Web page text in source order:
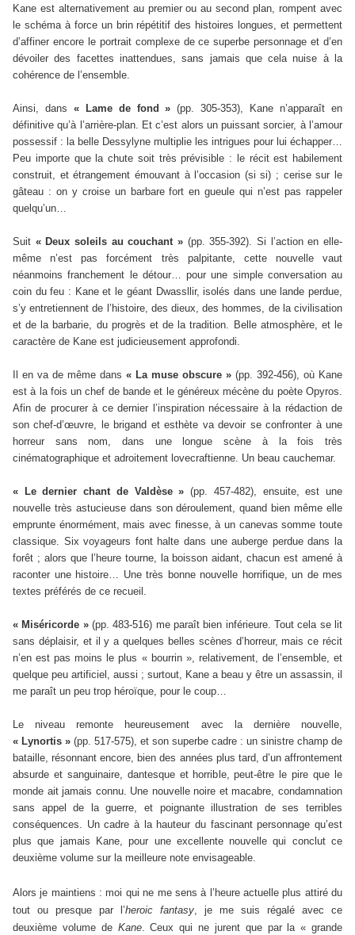
Kane est alternativement au premier ou au second plan, rompent avec
le schéma à force un brin répétitif des histoires longues, et permettent
d’affiner encore le portrait complexe de ce superbe personnage et d’en
dévoiler des facettes inattendues, sans jamais que cela nuise à la
cohérence de l’ensemble.
Ainsi, dans « Lame de fond » (pp. 305-353), Kane n’apparaît en
définitive qu’à l’arrière-plan. Et c’est alors un puissant sorcier, à l’amour
possessif : la belle Dessylyne multiplie les intrigues pour lui échapper…
Peu importe que la chute soit très prévisible : le récit est habilement
construit, et étrangement émouvant à l’occasion (si si) ; cerise sur le
gâteau : on y croise un barbare fort en gueule qui n’est pas rappeler
quelqu’un…
Suit « Deux soleils au couchant » (pp. 355-392). Si l’action en elle-
même n’est pas forcément très palpitante, cette nouvelle vaut
néanmoins franchement le détour… pour une simple conversation au
coin du feu : Kane et le géant Dwassllir, isolés dans une lande perdue,
s’y entretiennent de l’histoire, des dieux, des hommes, de la civilisation
et de la barbarie, du progrès et de la tradition. Belle atmosphère, et le
caractère de Kane est judicieusement approfondi.
Il en va de même dans « La muse obscure » (pp. 392-456), où Kane
est à la fois un chef de bande et le généreux mécène du poète Opyros.
Afin de procurer à ce dernier l’inspiration nécessaire à la rédaction de
son chef-d’œuvre, le brigand et esthète va devoir se confronter à une
horreur sans nom, dans une longue scène à la fois très
cinématographique et adroitement lovecraftienne. Un beau cauchemar.
« Le dernier chant de Valdèse » (pp. 457-482), ensuite, est une
nouvelle très astucieuse dans son déroulement, quand bien même elle
emprunte énormément, mais avec finesse, à un canevas somme toute
classique. Six voyageurs font halte dans une auberge perdue dans la
forêt ; alors que l’heure tourne, la boisson aidant, chacun est amené à
raconter une histoire… Une très bonne nouvelle horrifique, un de mes
textes préférés de ce recueil.
« Miséricorde »(pp. 483-516) me paraît bien inférieure. Tout cela se lit
sans déplaisir, et il y a quelques belles scènes d’horreur, mais ce récit
n’en est pas moins le plus « bourrin », relativement, de l’ensemble, et
quelque peu artificiel, aussi ; surtout, Kane a beau y être un assassin, il
me paraît un peu trop héroïque, pour le coup…
Le niveau remonte heureusement avec la dernière nouvelle,
« Lynortis » (pp. 517-575), et son superbe cadre : un sinistre champ de
bataille, résonnant encore, bien des années plus tard, d’un affrontement
absurde et sanguinaire, dantesque et horrible, peut-être le pire que le
monde ait jamais connu. Une nouvelle noire et macabre, condamnation
sans appel de la guerre, et poignante illustration de ses terribles
conséquences. Un cadre à la hauteur du fascinant personnage qu’est
plus que jamais Kane, pour une excellente nouvelle qui conclut ce
deuxième volume sur la meilleure note envisageable.
Alors je maintiens : moi qui ne me sens à l’heure actuelle plus attiré du
tout ou presque par l’heroic fantasy, je me suis régalé avec ce
deuxième volume de Kane. Ceux qui ne jurent que par la « grande